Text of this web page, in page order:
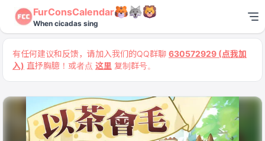
FurConsCalendar
When cicadas sing
有任何建议和反馈，请加入我们的QQ群聊 630572929 (点我加
入) 直抒胸臆！或者点 这里 复制群号。